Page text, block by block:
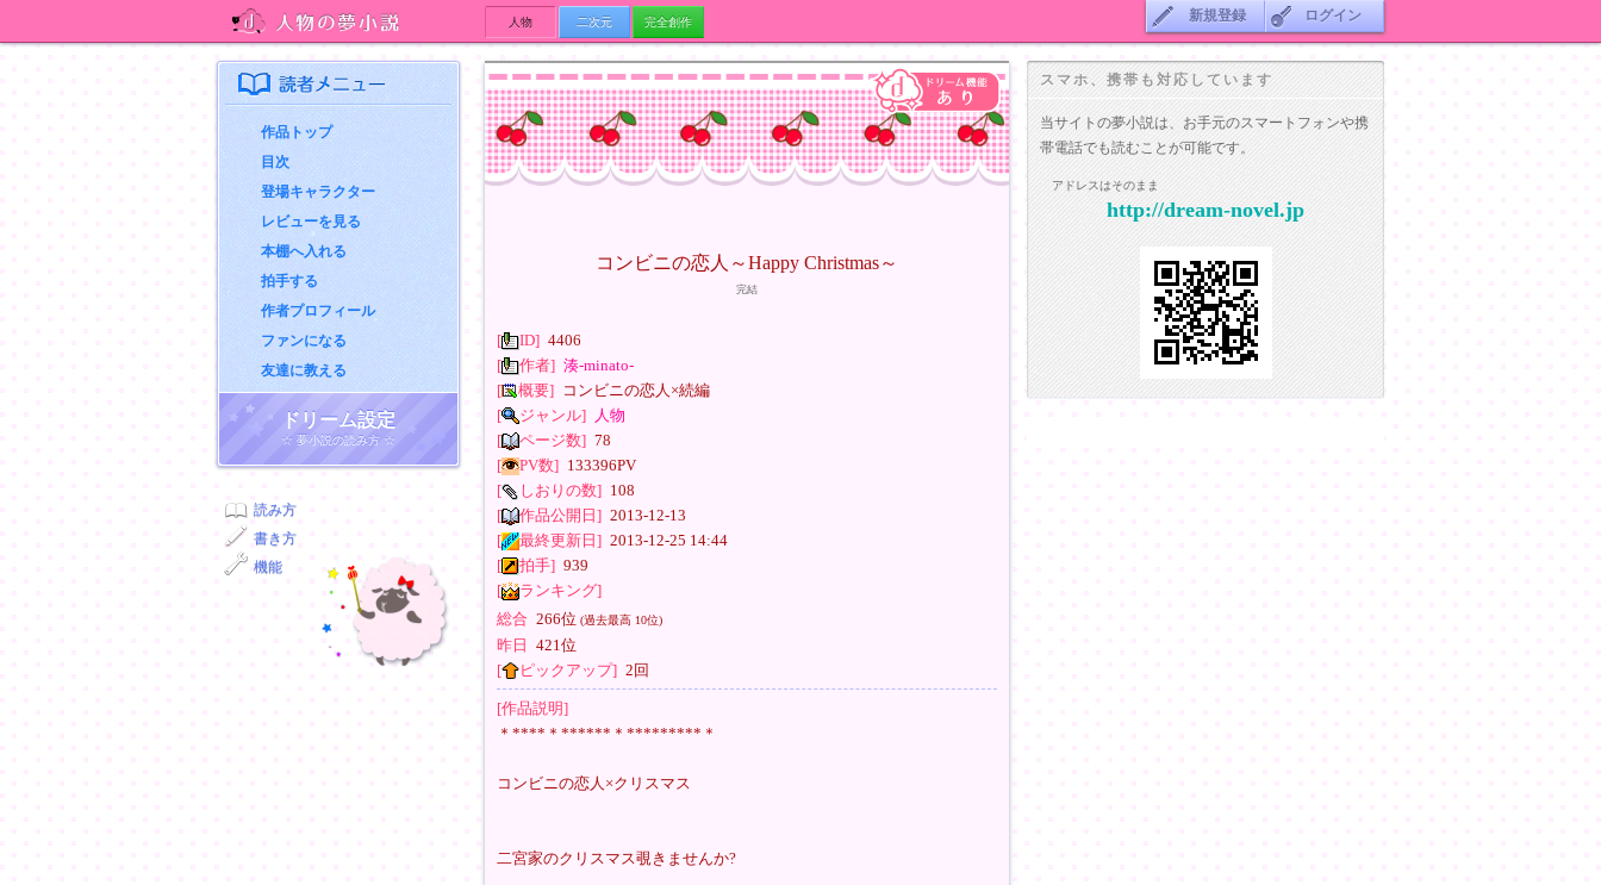
人物の夢小説
人物 二次元 完全創作 新規登録 ログイン
読者メニュー
作品トップ
目次
登場キャラクター
レビューを見る
本棚へ入れる
拍手する
作者プロフィール
ファンになる
友達に教える
ドリーム設定
☆ 夢小説の読み方 ☆
読み方
書き方
機能
コンビニの恋人～Happy Christmas～
完結
[ ID] 4406
[
作者] 湊-minato-
[
概要] コンビニの恋人×続編
[
ジャンル]
人物
[
ページ数] 78
[
PV数] 133396PV
[
しおりの数] 108
[
作品公開日] 2013-12-13
[
最終更新日] 2013-12-25 14:44
[
拍手] 939
[
ランキング]
総合 266位 (過去最高 10位)
昨日 421位
[
ピックアップ] 2回
[作品説明]
＊****＊******＊*********＊
コンビニの恋人×クリスマス
二宮家のクリスマス覗きませんか?
スマホ、携帯も対応しています
当サイトの夢小説は、お手元のスマートフォンや携
帯電話でも読むことが可能です。
アドレスはそのまま
http://dream-novel.jp